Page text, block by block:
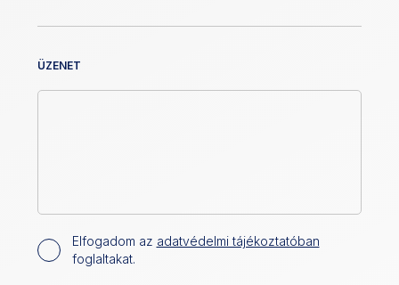
ÜZENET
Elfogadom az adatvédelmi tájékoztatóban
foglaltakat.